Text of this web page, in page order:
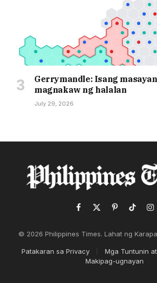
Gerrymandle: Isang
magnakaw ng halalan
July 29, 2026
Facebook
X
PinterestTikTok
© 2026 Philippines Times. Lahat ng
Patakaran sa Privacy
Mga Tuntunin
Makipag-ugnayan